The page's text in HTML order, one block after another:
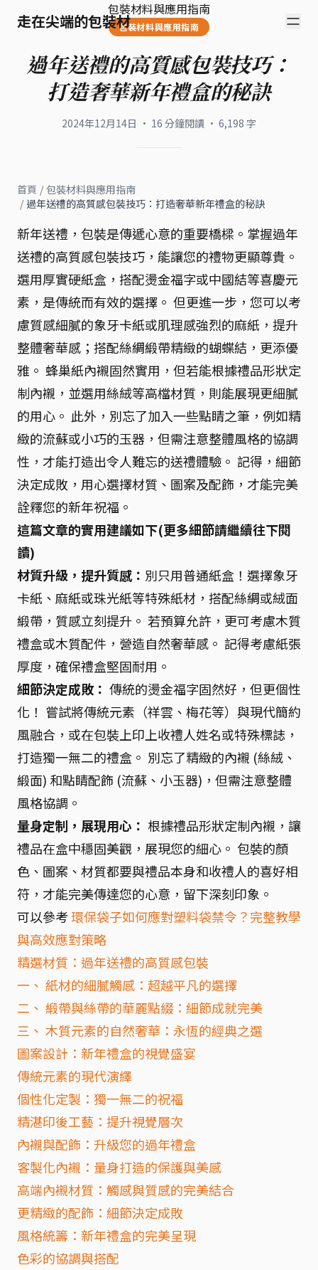
走在尖端的包裝材
包裝材料與應用指南
包裝材料與應用指南
過年送禮的高質感包裝技巧：
打造奢華新年禮盒的秘訣
2024年12月14日 · 16 分鐘閱讀 · 6,198 字
首頁 / 包裝材料與應用指南
/ 過年送禮的高質感包裝技巧：打造奢華新年禮盒的秘訣
新年送禮，包裝是傳遞心意的重要橋樑。掌握過年
送禮的高質感包裝技巧，能讓您的禮物更顯尊貴。
選用厚實硬紙盒，搭配燙金福字或中國結等喜慶元
素，是傳統而有效的選擇。 但更進一步，您可以考
慮質感細膩的象牙卡紙或肌理感強烈的麻紙，提升
整體奢華感；搭配絲綢緞帶精緻的蝴蝶結，更添優
雅。 蜂巢紙內襯固然實用，但若能根據禮品形狀定
制內襯，並選用絲絨等高檔材質，則能展現更細膩
的用心。 此外，別忘了加入一些點睛之筆，例如精
緻的流蘇或小巧的玉器，但需注意整體風格的協調
性，才能打造出令人難忘的送禮體驗。 記得，細節
決定成敗，用心選擇材質、圖案及配飾，才能完美
詮釋您的新年祝福。
這篇文章的實用建議如下(更多細節請繼續往下閱
讀)
材質升級，提升質感： 別只用普通紙盒！選擇象牙
卡紙、麻紙或珠光紙等特殊紙材，搭配絲綢或絨面
緞帶，質感立刻提升。 若預算允許，更可考慮木質
禮盒或木質配件，營造自然奢華感。 記得考慮紙張
厚度，確保禮盒堅固耐用。
細節決定成敗： 傳統的燙金福字固然好，但更個性
化！ 嘗試將傳統元素（祥雲、梅花等）與現代簡約
風融合，或在包裝上印上收禮人姓名或特殊標誌，
打造獨一無二的禮盒。 別忘了精緻的內襯 (絲絨、
緞面) 和點睛配飾 (流蘇、小玉器)，但需注意整體
風格協調。
量身定制，展現用心： 根據禮品形狀定制內襯，讓
禮品在盒中穩固美觀，展現您的細心。 包裝的顏
色、圖案、材質都要與禮品本身和收禮人的喜好相
符，才能完美傳達您的心意，留下深刻印象。
可以參考環保袋子如何應對塑料袋禁令？完整教學
與高效應對策略
精選材質：過年送禮的高質感包裝
一、 紙材的細膩觸感：超越平凡的選擇
二、 緞帶與絲帶的華麗點綴：細節成就完美
三、 木質元素的自然奢華：永恆的經典之選
圖案設計：新年禮盒的視覺盛宴
傳統元素的現代演繹
個性化定製：獨一無二的祝福
精湛印後工藝：提升視覺層次
內襯與配飾：升級您的過年禮盒
客製化內襯：量身打造的保護與美感
高端內襯材質：觸感與質感的完美結合
更精緻的配飾：細節決定成敗
風格統籌：新年禮盒的完美呈現
色彩的協調與搭配